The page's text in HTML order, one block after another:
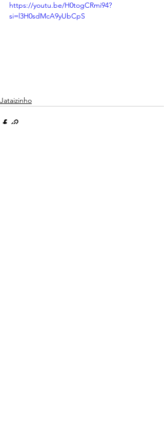
https://youtu.be/H0togCRmi94?
si=l3H0sdMcA9yUbCpS
Jataizinho